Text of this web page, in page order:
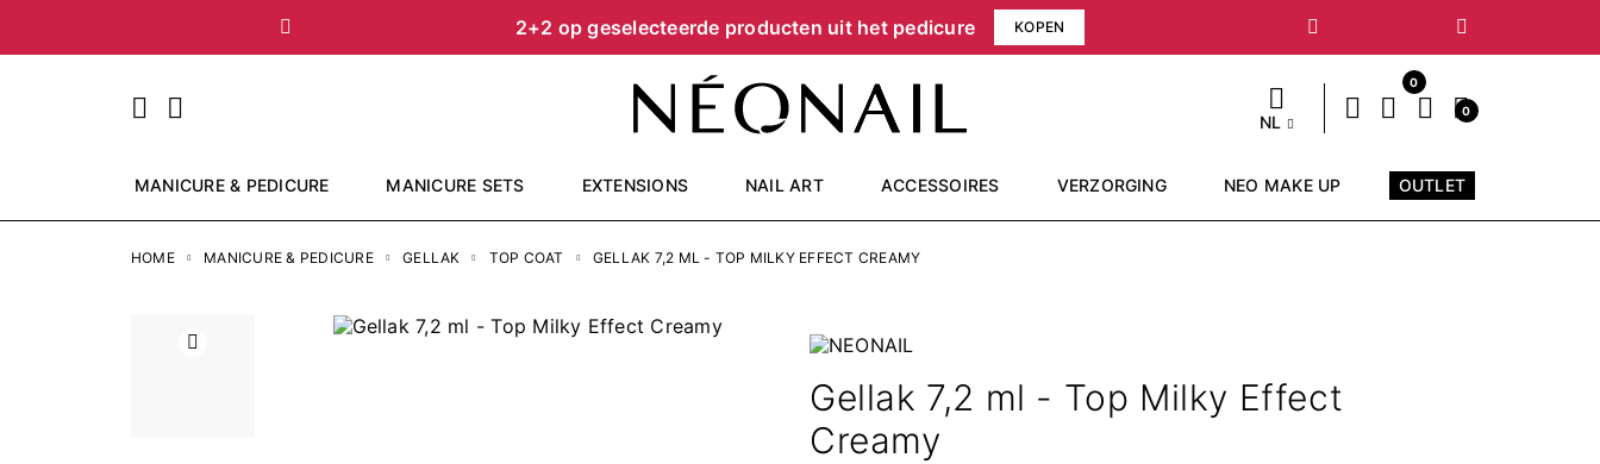
2+2 op geselecteerde producten uit het pedicure KOPEN
Vorige Volgende
NL
0
0
MANICURE & PEDICURE MANICURE SETS EXTENSIONS NAIL ART ACCESSOIRES VERZORGING NEO MAKE UP OUTLET
HOME MANICURE & PEDICURE GELLAK TOP COAT GELLAK 7,2 ML - TOP MILKY EFFECT CREAMY
Vorige
Gellak 7,2 ml - Top Milky Effect
Creamy